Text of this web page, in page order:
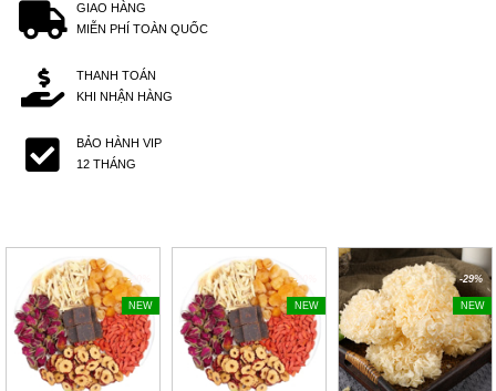
GIAO HÀNG
MIỄN PHÍ TOÀN QUỐC
THANH TOÁN
KHI NHẬN HÀNG
BẢO HÀNH VIP
12 THÁNG
-20%
NEW
-20%
NEW
-29%
NEW